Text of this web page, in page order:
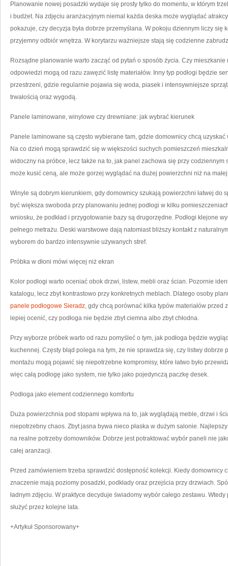
Planowanie nowej posadzki wydaje się prosty tylko do momentu, w którym
i budżet. Na zdjęciu aranżacyjnym niemal każda deska może wyglądać
pokazuje, czy decyzja była dobrze przemyślana. W pokoju dziennym liczy się
przyjemny odbiór wnętrza. W korytarzu ważniejsze stają się codzienne
Rozsądne planowanie warto zacząć od pytań o sposób życia. Czy
odpowiedzi mogą od razu zawęzić listę materiałów. Inny typ podłogi będzie
przestrzeni, gdzie regularnie pojawia się woda, piasek i intensywniejsze
trwałością oraz wygodą.
Panele laminowane, winylowe czy drewniane: jak wybrać kierunek
Panele laminowane są często wybierane tam, gdzie domownicy chcą
Na co dzień mogą sprawdzić się w większości suchych pomieszczeń
widoczny na próbce, lecz także na to, jak panel zachowa się przy
może kusić ceną, ale może gorzej wyglądać na dużej powierzchni niż na
Winyle są dobrym kierunkiem, gdy domownicy szukają powierzchni łatwej do
być większa swoboda przy planowaniu jednej podłogi w kilku
wniosku, że podkład i przygotowanie bazy są drugorzędne. Podłogi klejone
pełnego metrażu. Deski warstwowe dają natomiast bliższy kontakt z
wyborem do bardzo intensywnie używanych stref.
Próbka w dłoni mówi więcej niż ekran
Kolor podłogi warto oceniać obok drzwi, listew, mebli oraz ścian. Pozornie
katalogu, lecz zbyt kontrastowo przy konkretnych meblach. Dlatego osoby
panele podłogowe Sieradz, gdy chcą porównać kilka typów materiałów
lepiej ocenić, czy podłoga nie będzie zbyt ciemna albo zbyt chłodna.
Przy wyborze próbek warto od razu pomyśleć o tym, jak podłoga będzie
kuchennej. Częsty błąd polega na tym, że nie sprawdza się, czy listwy
montażu mogą pojawić się niepotrzebne kompromisy, które łatwo było
więc całą podłogę jako system, nie tylko jako pojedynczą paczkę desek.
Podłoga jako element codziennego komfortu
Duża powierzchnia pod stopami wpływa na to, jak wyglądają meble, drzwi i
niepotrzebny chaos. Zbyt jasna bywa nieco płaska w dużym salonie.
na realne potrzeby domowników. Dobrze jest potraktować wybór paneli nie
całej aranżacji.
Przed zamówieniem trzeba sprawdzić dostępność kolekcji. Kiedy domownicy
znaczenie mają poziomy posadzki, podkłady oraz przejścia przy drzwiach.
ładnym zdjęciu. W praktyce decyduje świadomy wybór całego zestawu.
służyć przez kolejne lata.
+Artykuł Sponsorowany+